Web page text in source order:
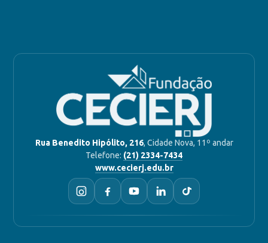
Rua Benedito Hipólito, 216, Cidade Nova, 11º andar
Telefone: (21) 2334-7434
www.cecierj.edu.br